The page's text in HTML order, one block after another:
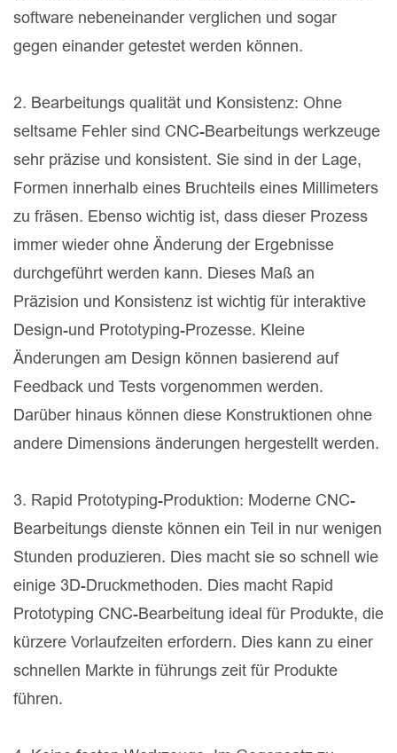
software nebeneinander verglichen und sogar
gegen einander getestet werden können.
2. Bearbeitungs qualität und Konsistenz: Ohne
seltsame Fehler sind CNC-Bearbeitungs werkzeuge
sehr präzise und konsistent. Sie sind in der Lage,
Formen innerhalb eines Bruchteils eines Millimeters
zu fräsen. Ebenso wichtig ist, dass dieser Prozess
immer wieder ohne Änderung der Ergebnisse
durchgeführt werden kann. Dieses Maß an
Präzision und Konsistenz ist wichtig für interaktive
Design-und Prototyping-Prozesse. Kleine
Änderungen am Design können basierend auf
Feedback und Tests vorgenommen werden.
Darüber hinaus können diese Konstruktionen ohne
andere Dimensions änderungen hergestellt werden.
3. Rapid Prototyping-Produktion: Moderne CNC-
Bearbeitungs dienste können ein Teil in nur wenigen
Stunden produzieren. Dies macht sie so schnell wie
einige 3D-Druckmethoden. Dies macht Rapid
Prototyping CNC-Bearbeitung ideal für Produkte, die
kürzere Vorlaufzeiten erfordern. Dies kann zu einer
schnellen Markte in führungs zeit für Produkte
führen.